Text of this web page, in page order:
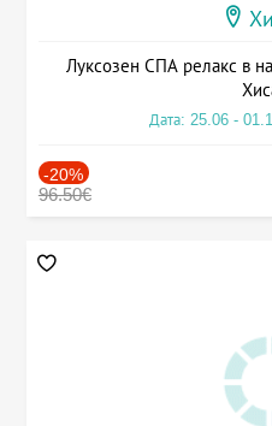
Луксозен СПА релакс в
Дата: 25.06 -
-20%
96.50€